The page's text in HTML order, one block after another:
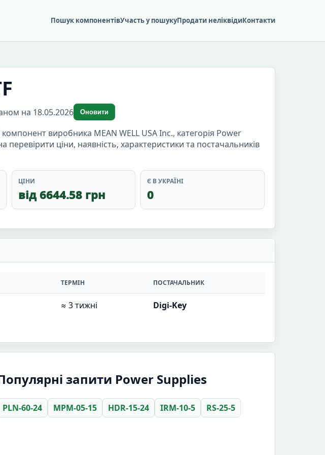
Пошук компонентівУчасть у пошукуПродати неліквідиКонтакти
на 18.05.2026 Оновити
виробника MEAN WELL USA Inc., категорія Power
перевірити ціни, наявність, характеристики та постачальників
ЦІНИ
від 6644.58 грн
Є В УКРАЇНІ
0
ТЕРМІН ПОСТАЧАЛЬНИК
≈ 3 тижні Digi-Key
запити Power Supplies
PLN-60-24 MPM-05-15 HDR-15-24 IRM-10-5 RS-25-5